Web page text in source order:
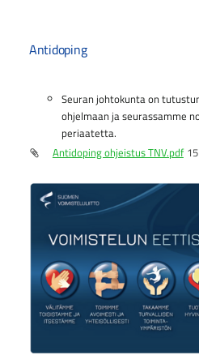
Antidoping
Seuran johtokunta on
ohjelmaan ja seurassamme
periaatetta.
Antidoping ohjeistus TNV.pdf